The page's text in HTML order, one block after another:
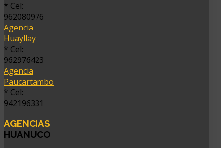
* Cel:
962080976
Agencia
Huayllay
* Cel:
962976423
Agencia
Paucartambo
* Cel:
942196331
AGENCIAS
HUANUCO